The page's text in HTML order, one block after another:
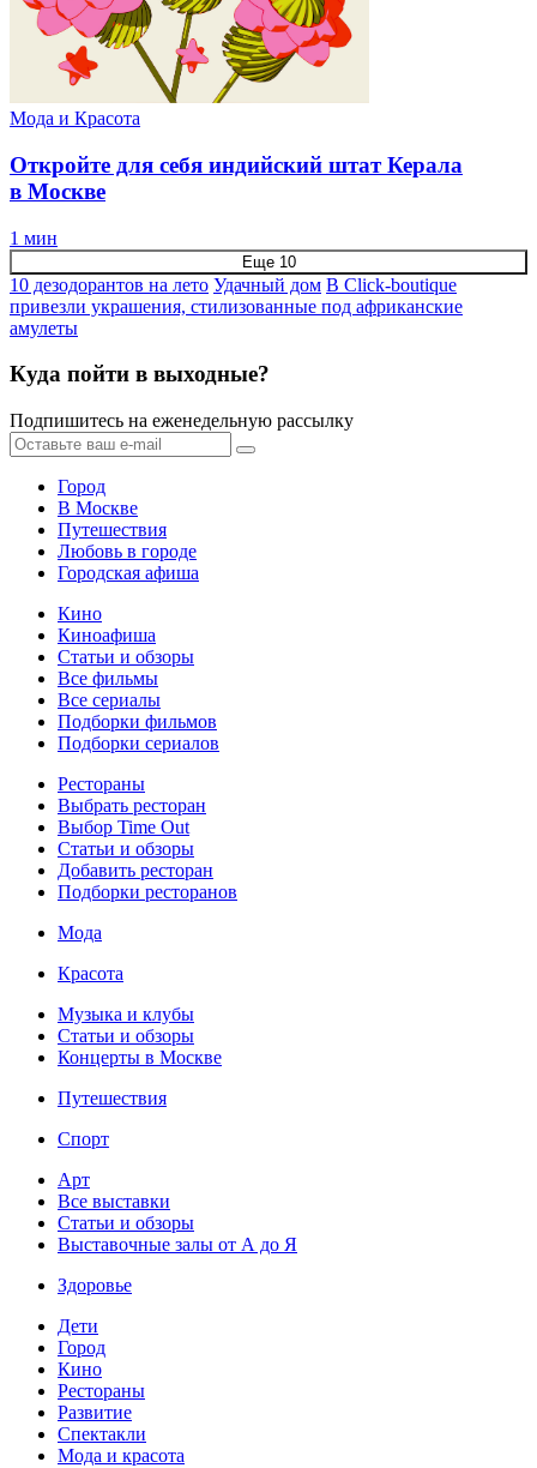
Мода и Красота
Откройте для себя индийский штат Керала
в Москве
1 мин
Еще 10
10 дезодорантов на лето Удачный дом В Click-boutique
привезли украшения, стилизованные под африканские
амулеты
Куда пойти в выходные?
Подпишитесь на еженедельную рассылку
Город
В Москве
Путешествия
Любовь в городе
Городская афиша
Кино
Киноафиша
Статьи и обзоры
Все фильмы
Все сериалы
Подборки фильмов
Подборки сериалов
Рестораны
Выбрать ресторан
Выбор Time Out
Статьи и обзоры
Добавить ресторан
Подборки ресторанов
Мода
Красота
Музыка и клубы
Статьи и обзоры
Концерты в Москве
Путешествия
Спорт
Арт
Все выставки
Статьи и обзоры
Выставочные залы от А до Я
Здоровье
Дети
Город
Кино
Рестораны
Развитие
Спектакли
Мода и красота